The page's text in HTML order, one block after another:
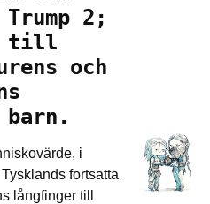
2;
till
och
i
fortsatta
långfinger till